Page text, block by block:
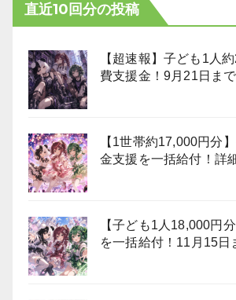
直近10回分の投稿
【超速報】子ども1人
費支援金！9月21日ま
【1世帯約17,000円分
金支援を一括給付！詳
【子ども1人18,000円
を一括給付！11月15日